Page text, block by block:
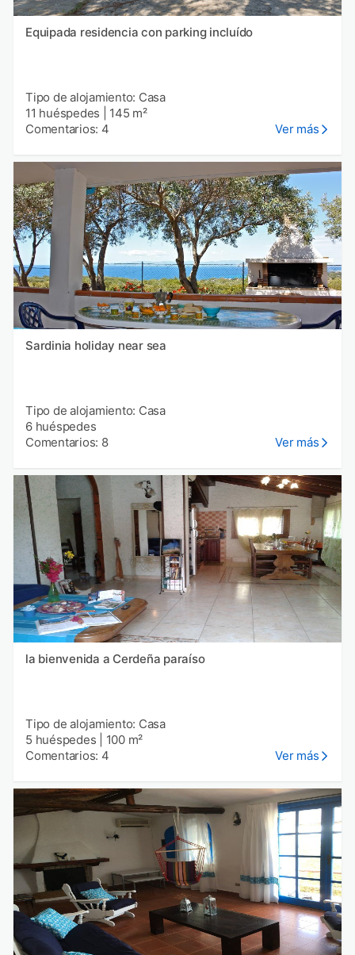
Equipada residencia con parking incluído
Tipo de alojamiento: Casa
11 huéspedes
145 m²
Comentarios: 4
Ver más
Sardinia holiday near sea
Tipo de alojamiento: Casa
6 huéspedes
Comentarios: 8
Ver más
la bienvenida a Cerdeña paraíso
Tipo de alojamiento: Casa
5 huéspedes
100 m²
Comentarios: 4
Ver más